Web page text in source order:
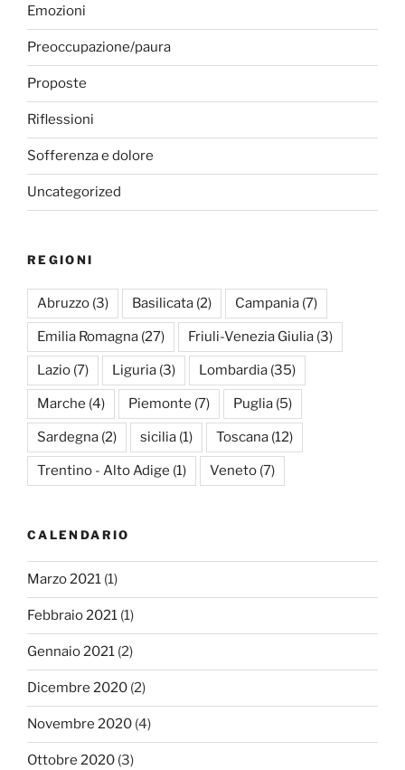
Emozioni
Preoccupazione/paura
Proposte
Riflessioni
Sofferenza e dolore
Uncategorized
REGIONI
Abruzzo (3) Basilicata (2) Campania (7)
Emilia Romagna (27) Friuli-Venezia Giulia (3)
Lazio (7) Liguria (3) Lombardia (35)
Marche (4) Piemonte (7) Puglia (5)
Sardegna (2) sicilia (1) Toscana (12)
Trentino - Alto Adige (1) Veneto (7)
CALENDARIO
Marzo 2021 (1)
Febbraio 2021 (1)
Gennaio 2021 (2)
Dicembre 2020 (2)
Novembre 2020 (4)
Ottobre 2020 (3)